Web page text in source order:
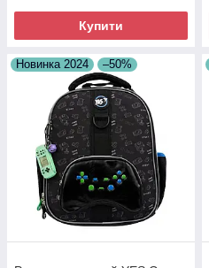
Купити
Новинка 2024 –50%